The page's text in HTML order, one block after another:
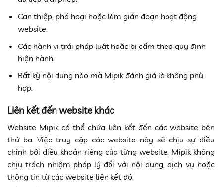
Can thiệp, phá hoại hoặc làm gián đoạn hoạt động
website.
Các hành vi trái pháp luật hoặc bị cấm theo quy định
hiện hành.
Bất kỳ nội dung nào mà Mipik đánh giá là không phù
hợp.
Liên kết đến website khác
Website Mipik có thể chứa liên kết đến các website bên
thứ ba. Việc truy cập các website này sẽ chịu sự điều
chỉnh bởi điều khoản riêng của từng website. Mipik không
chịu trách nhiệm pháp lý đối với nội dung, dịch vụ hoặc
thông tin từ các website liên kết đó.